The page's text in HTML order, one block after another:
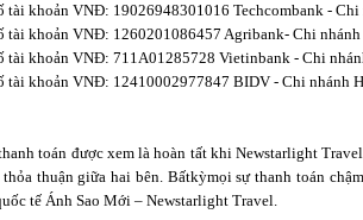
tài khoản VNĐ: 19026948301016 Techcombank - Chi
tài khoản VNĐ: 1260201086457 Agribank- Chi nhánh
tài khoản VNĐ: 711A01285728 Vietinbank - Chi
tài khoản VNĐ: 12410002977847 BIDV - Chi nhánh
toán được xem là hoàn tất khi Newstarlight
thuận giữa hai bên. Bấtkỳmọi sự thanh toán
tế Ánh Sao Mới – Newstarlight Travel.